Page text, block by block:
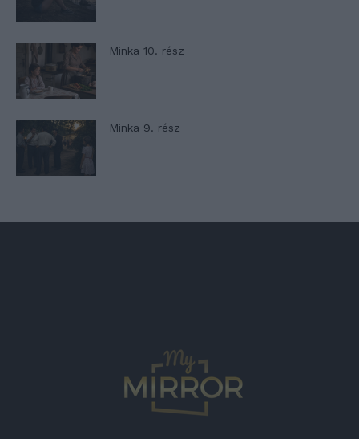
Minka 10. rész
Minka 9. rész